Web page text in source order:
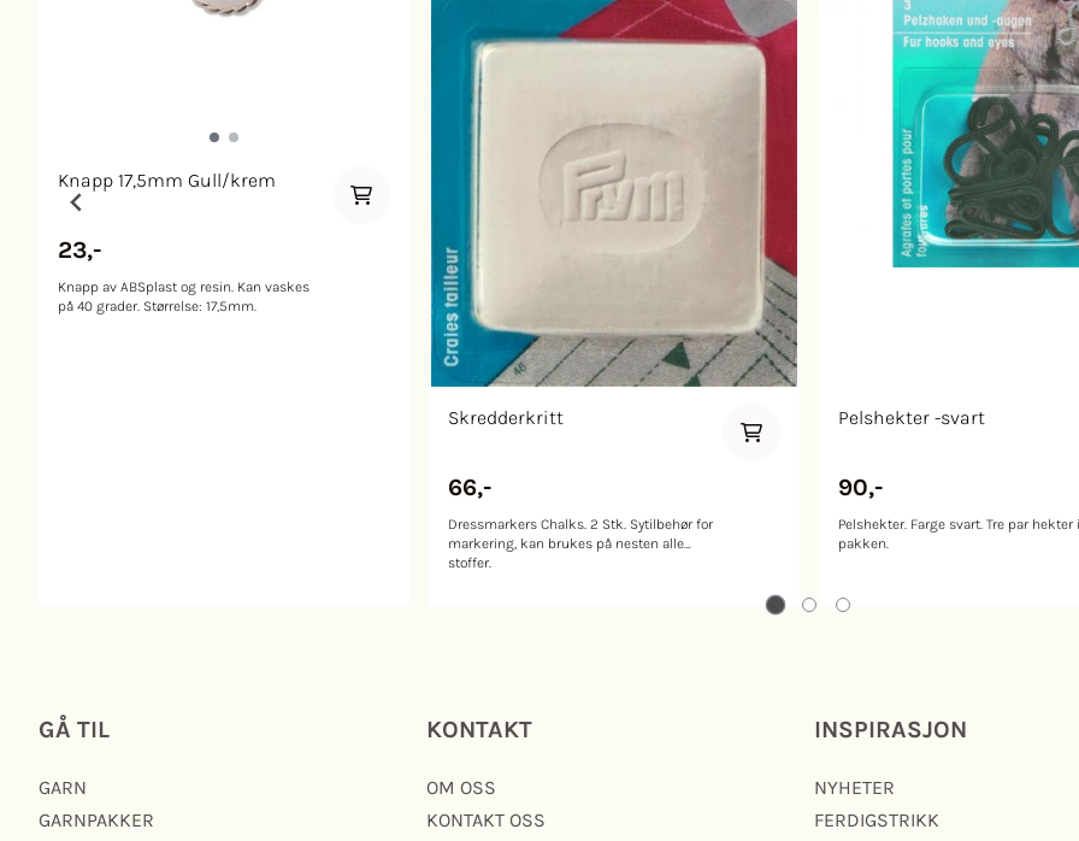
Knapp 17,5mm Gull/krem
23,-
Knapp av ABSplast og resin. Kan vaskes
på 40 grader. Størrelse: 17,5mm.
Skredderkritt
66,-
Dressmarkers Chalks. 2 Stk. Sytilbehør for
markering, kan brukes på nesten alle
stoffer.
Pelshekter -svart
90,-
Pelshekter. Farge svart. Tre par hekter i
pakken.
GÅ TIL
GARN
GARNPAKKER
KONTAKT
OM OSS
KONTAKT OSS
INSPIRASJON
NYHETER
FERDIGSTRIKK